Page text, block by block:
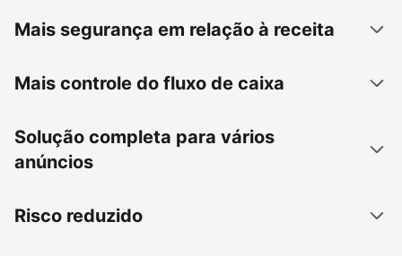
Mais segurança em relação à receita
Mais controle do fluxo de caixa
Solução completa para vários
anúncios
Risco reduzido